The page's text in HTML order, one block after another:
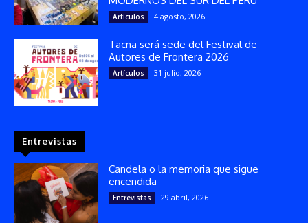
Artículos 4 agosto, 2026
Tacna será sede del Festival de
Autores de Frontera 2026
Artículos 31 julio, 2026
Entrevistas
Candela o la memoria que sigue
encendida
Entrevistas 29 abril, 2026